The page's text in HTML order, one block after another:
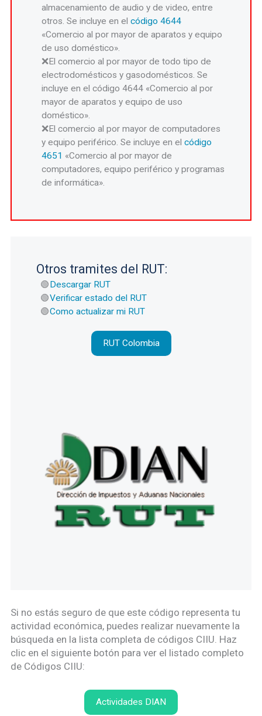
almacenamiento de audio y de video, entre
otros. Se incluye en elcódigo 4644
«Comercio al por mayor de aparatos y equipo
de uso doméstico».
El comercio al por mayor de todo tipo de
electrodomésticos y gasodomésticos. Se
incluye en el código 4644 «Comercio al por
mayor de aparatos y equipo de uso
doméstico».
El comercio al por mayor de computadores
y equipo periférico. Se incluye en elcódigo
4651 «Comercio al por mayor de
computadores, equipo periférico y programas
de informática».
Otros tramites del RUT:
Descargar RUT
Verificar estado del RUT
Como actualizar mi RUT
RUT Colombia
Si no estás seguro de que este código representa tu
actividad económica, puedes realizar nuevamente la
búsqueda en la lista completa de códigos CIIU. Haz
clic en el siguiente botón para ver el listado completo
de Códigos CIIU:
Actividades DIAN